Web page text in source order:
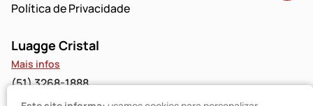
Política de Privacidade
Luagge Cristal
Mais infos
(51) 3268-1888